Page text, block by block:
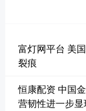
富灯网平台 美
裂痕
恒康配资 中国
营韧性进一步显